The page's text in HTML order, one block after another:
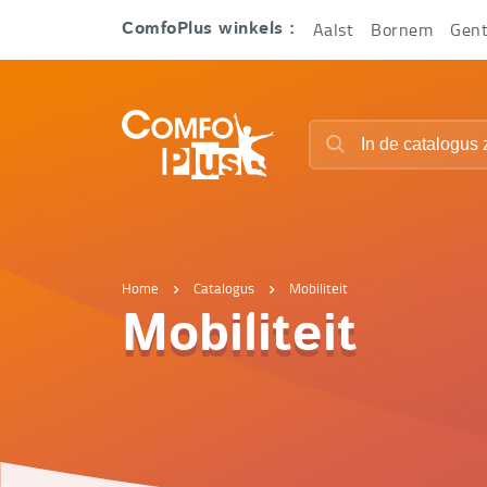
Home Catalogus Mobiliteit
Mobiliteit
ComfoPlus winkels : Aalst Bornem Gent
ComfoPlus
Homepagina
Zoeken
Zoeken